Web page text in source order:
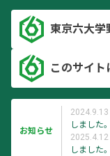
東京六大学
このサイト
お知らせ
2024.9.13
しました。
2025.4.12
しました。